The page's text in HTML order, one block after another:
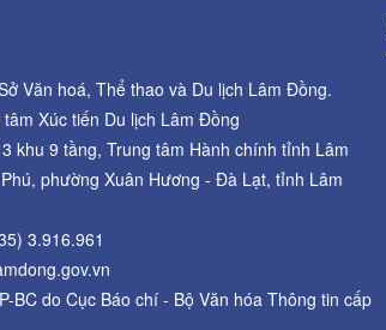
Văn hoá, Thể thao và Du lịch Lâm Đồng.
Xúc tiến Du lịch Lâm Đồng
khu 9 tầng, Trung tâm Hành chính tỉnh Lâm
phường Xuân Hương - Đà Lạt, tỉnh Lâm
3.916.961
BC do Cục Báo chí - Bộ Văn hóa Thông tin cấp